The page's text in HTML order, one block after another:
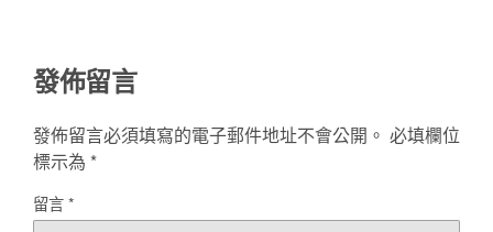
發佈留言
發佈留言必須填寫的電子郵件地址不會公開。 必填欄位
標示為 *
留言*